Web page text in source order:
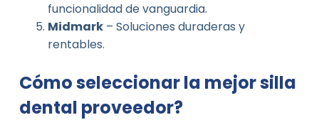
funcionalidad de vanguardia.
Midmark– Soluciones duraderas y
rentables.
Cómo seleccionar la mejor silla
dental proveedor?